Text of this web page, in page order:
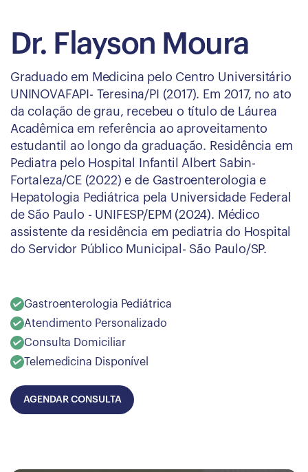
Dr. Flayson Moura
Graduado em Medicina pelo Centro Universitário
UNINOVAFAPI- Teresina/PI (2017). Em 2017, no ato
da colação de grau, recebeu o título de Láurea
Acadêmica em referência ao aproveitamento
estudantil ao longo da graduação. Residência em
Pediatra pelo Hospital Infantil Albert Sabin-
Fortaleza/CE (2022) e de Gastroenterologia e
Hepatologia Pediátrica pela Universidade Federal
de São Paulo - UNIFESP/EPM (2024). Médico
assistente da residência em pediatria do Hospital
do Servidor Público Municipal- São Paulo/SP.
Gastroenterologia Pediátrica
Atendimento Personalizado
Consulta Domiciliar
Telemedicina Disponível
AGENDAR CONSULTA